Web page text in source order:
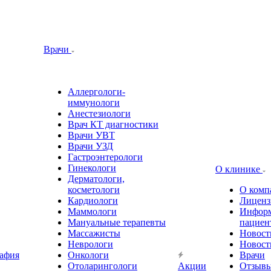
Врачи
Аллергологи-
иммунологи
Анестезиологи
Врач КТ диагностики
Врачи УВТ
Врачи УЗД
Гастроэнтерологи
Гинекологи
Дерматологи,
косметологи
Кардиологи
Маммологи
Мануальные терапевты
Массажисты
Неврологи
Онкологи
Отоларингологи
Акции
О клинике
О
Врачи